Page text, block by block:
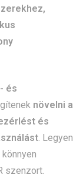
és
növelni a
és
. Legyen
szenzort.